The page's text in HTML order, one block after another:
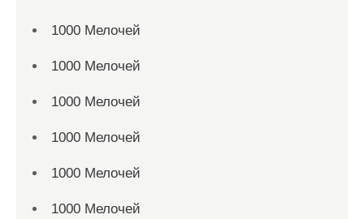
1000 Мелочей
1000 Мелочей
1000 Мелочей
1000 Мелочей
1000 Мелочей
1000 Мелочей